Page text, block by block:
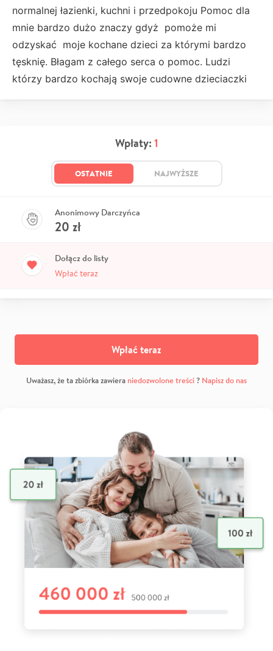
normalnej łazienki, kuchni i przedpokoju Pomoc dla
mnie bardzo dużo znaczy gdyż pomoże mi
odzyskać moje kochane dzieci za którymi bardzo
tęsknię. Błagam z całego serca o pomoc. Ludzi
którzy bardzo kochają swoje cudowne dzieciaczki
Wpłaty: 1
OSTATNIE NAJWYŻSZE
Anonimowy Darczyńca
20 zł
Dołącz do listy
Wpłać teraz
Wpłać teraz
Uważasz, że ta zbiórka zawiera niedozwolone treści? Napisz do nas